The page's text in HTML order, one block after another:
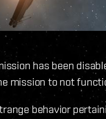
has been
mission to not
behavior